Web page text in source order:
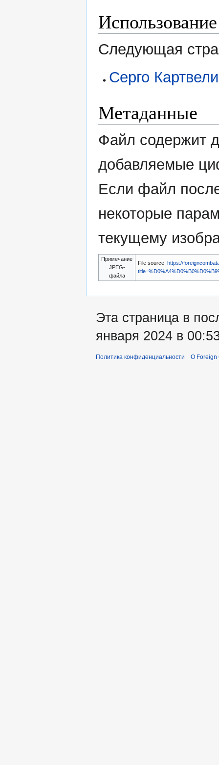
Следующая
Серго
Метаданные
Файл содержит
добавляемые
Если файл
некоторые
текущему
Примечание
JPEG-
файла
File source: https://
Эта страница в
января 2024 в
Политика конфиденциальности О Foreign